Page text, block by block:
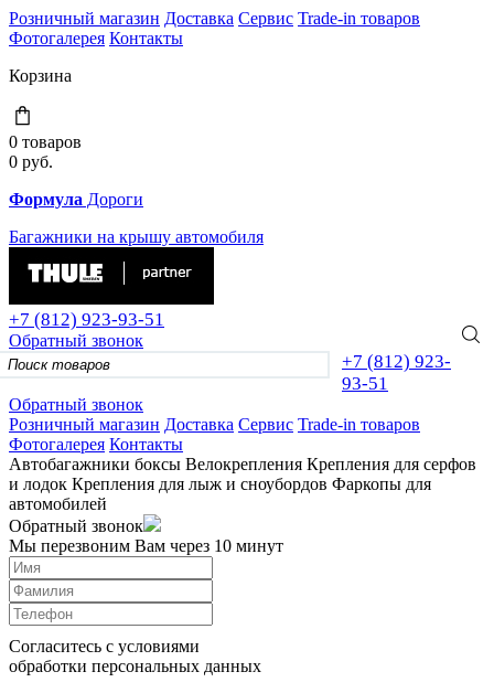
Розничный магазин Доставка Сервис Trade-in товаров
Фотогалерея Контакты
Корзина
0 товаров
0 руб.
Формула Дороги
Багажники на крышу автомобиля
+7 (812) 923-93-51
Обратный звонок
+7 (812) 923-
93-51
Обратный звонок
Розничный магазин Доставка Сервис Trade-in товаров
Фотогалерея Контакты
Автобагажники боксы Велокрепления Крепления для серфов
и лодок Крепления для лыж и сноубордов Фаркопы для
автомобилей
Обратный звонок
Мы перезвоним Вам через 10 минут
Согласитесь с условиями
обработки персональных данных